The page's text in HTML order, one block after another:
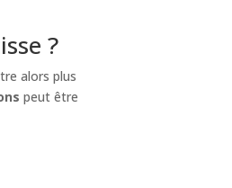
?
alors plus
peut être